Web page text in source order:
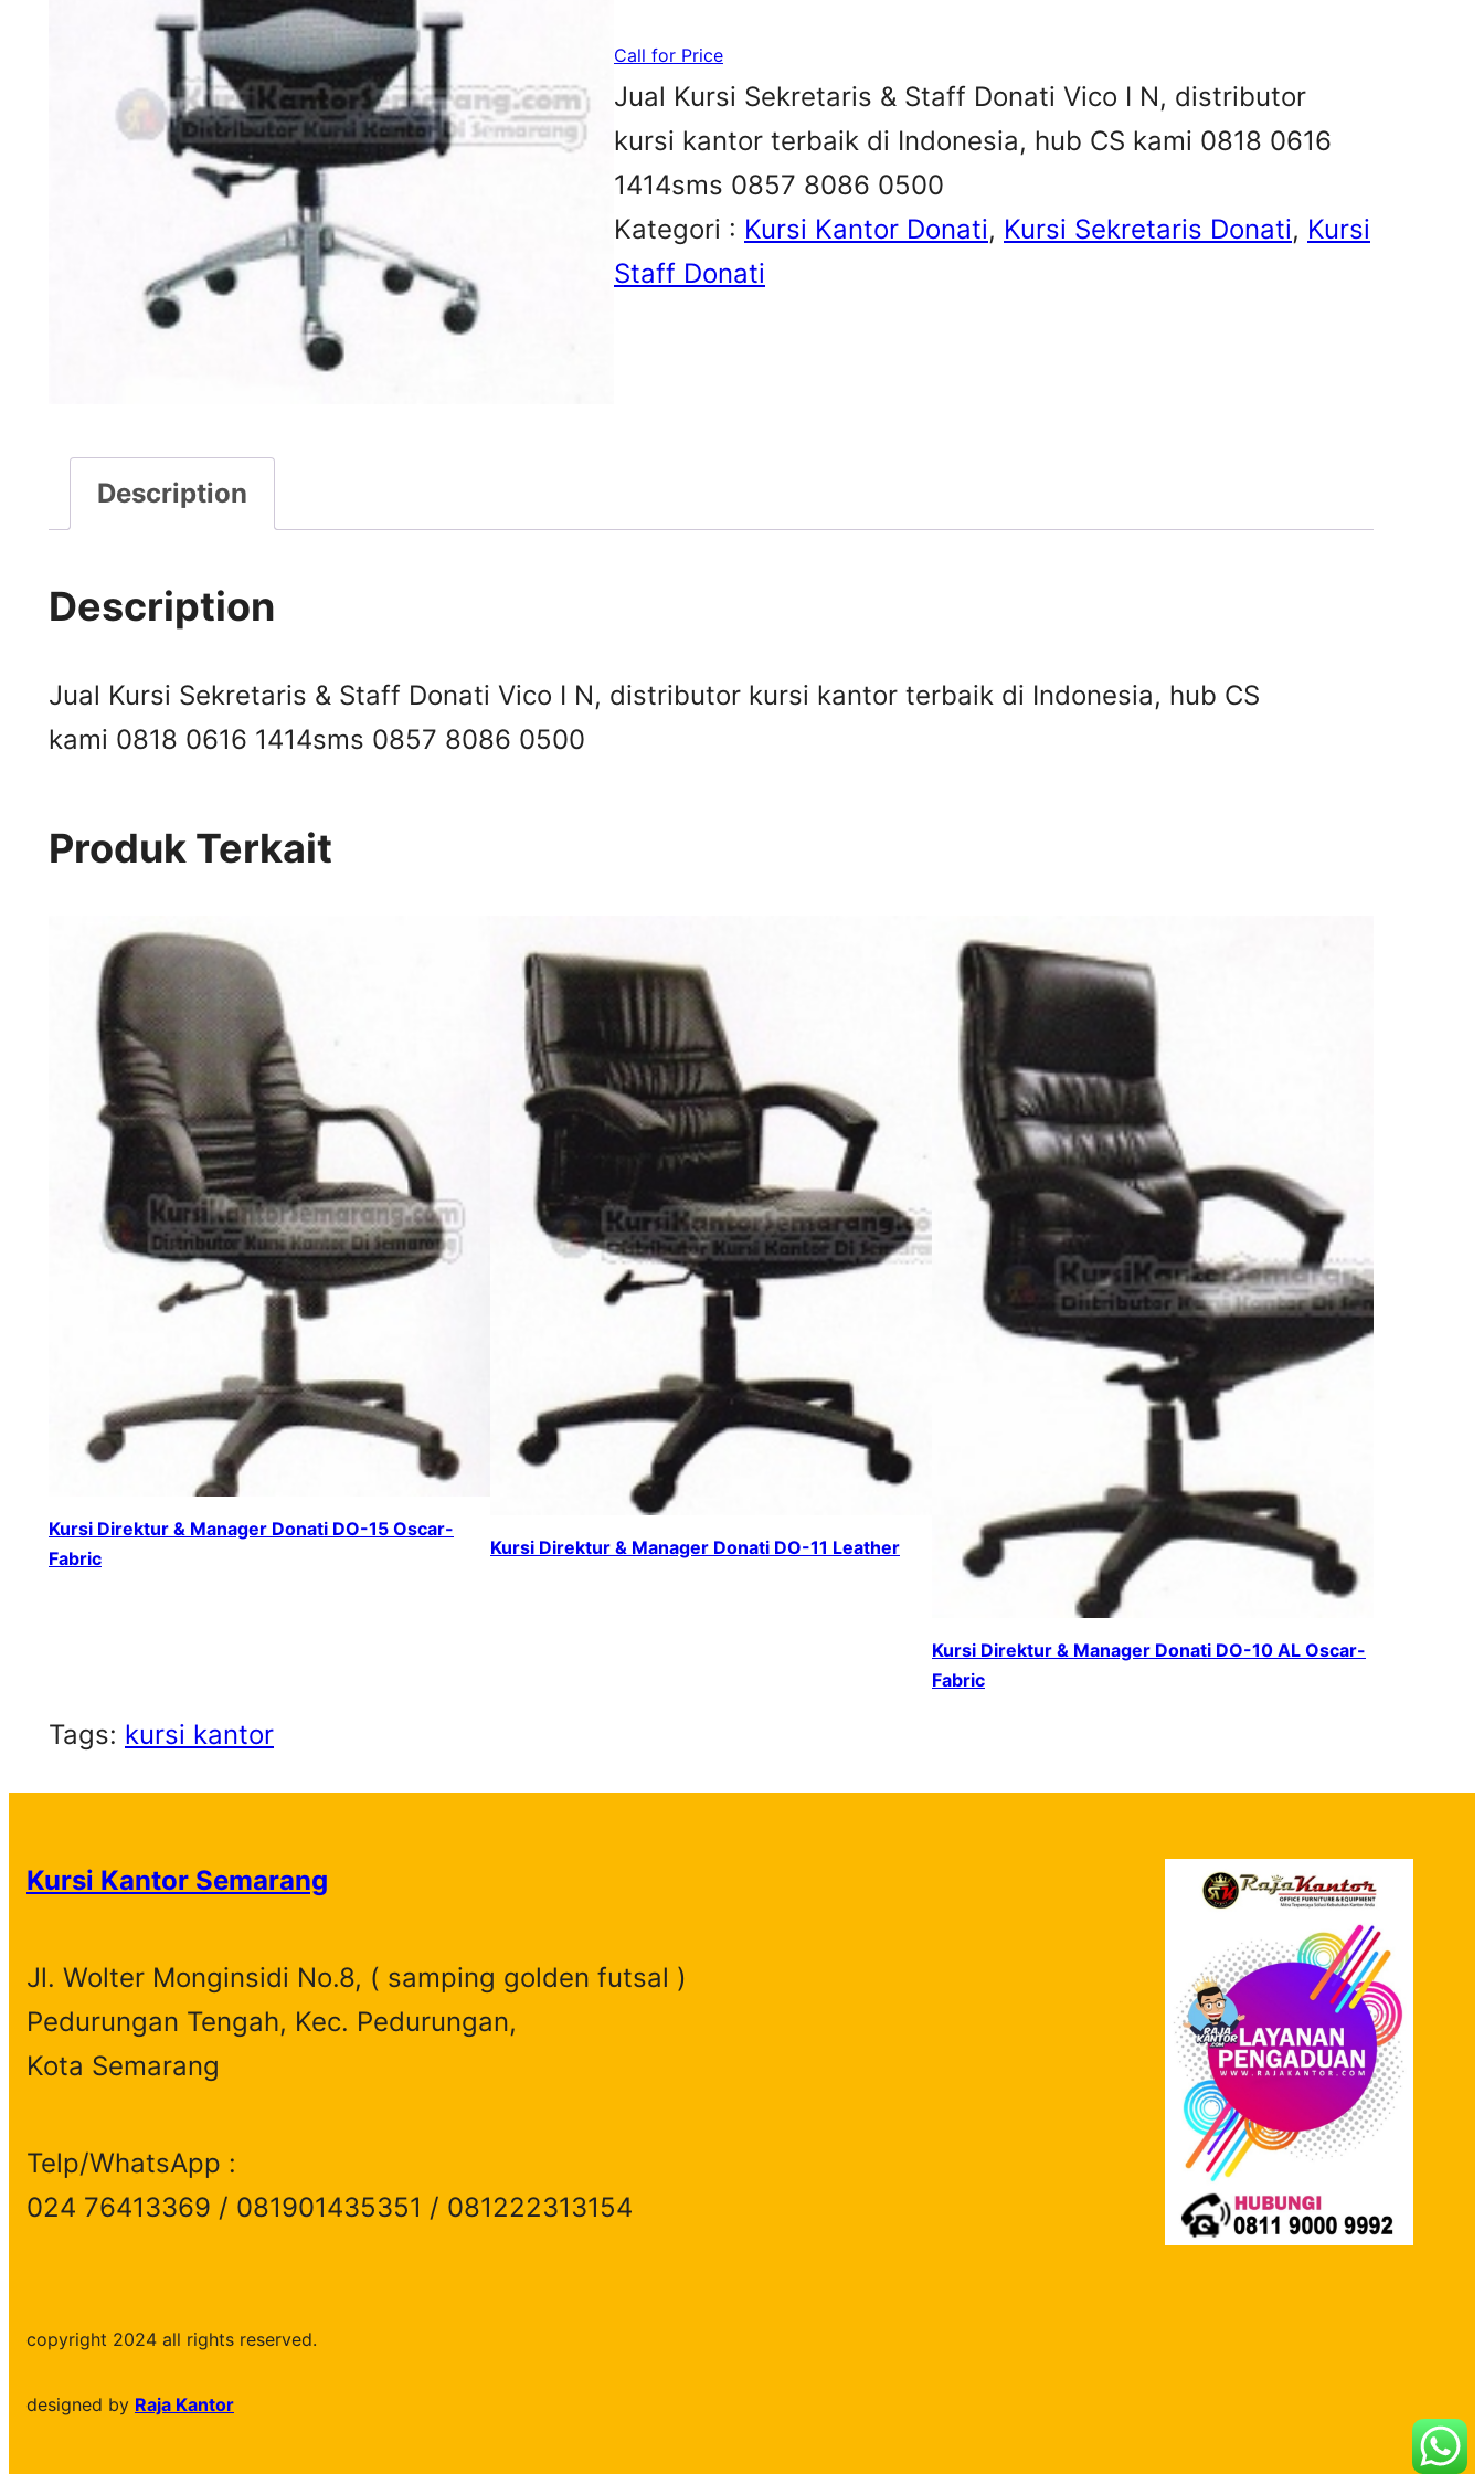
Call for Price
Jual Kursi Sekretaris & Staff Donati Vico I N, distributor
kursi kantor terbaik di Indonesia, hub CS kami 0818 0616
1414sms 0857 8086 0500
Kategori : Kursi Kantor Donati, Kursi Sekretaris Donati, Kursi
Staff Donati
Description
Description
Jual Kursi Sekretaris & Staff Donati Vico I N, distributor kursi kantor terbaik di Indonesia, hub CS
kami 0818 0616 1414sms 0857 8086 0500
Produk Terkait
Kursi Direktur & Manager Donati DO-15 Oscar-
Fabric
Kursi Direktur & Manager Donati DO-11 Leather
Kursi Direktur & Manager Donati DO-10 AL Oscar-
Fabric
Tags: kursi kantor
Kursi Kantor Semarang
Jl. Wolter Monginsidi No.8, ( samping golden futsal )
Pedurungan Tengah, Kec. Pedurungan,
Kota Semarang
Telp/WhatsApp :
024 76413369 / 081901435351 / 081222313154
copyright 2024 all rights reserved.
designed by Raja Kantor